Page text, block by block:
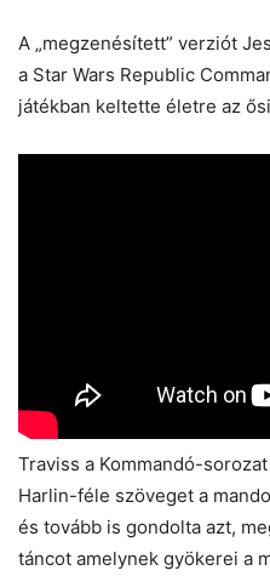
A „megzenésített” verziót
a Star Wars Republic
játékban keltette életre az
Traviss a Kommandó-
Harlin-féle szöveget a
és tovább is gondolta azt,
táncot amelynek gyökerei a